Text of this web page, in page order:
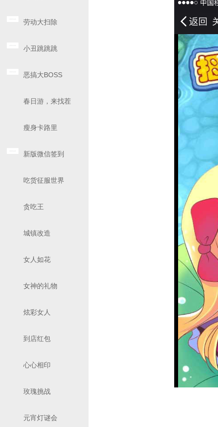
劳动大扫除
小丑跳跳跳
恶搞大BOSS
春日游，来找茬
瘦身卡路里
新版微信签到
吃货征服世界
贪吃王
城镇改造
女人如花
女神的礼物
炫彩女人
到店红包
心心相印
玫瑰挑战
元宵灯谜会